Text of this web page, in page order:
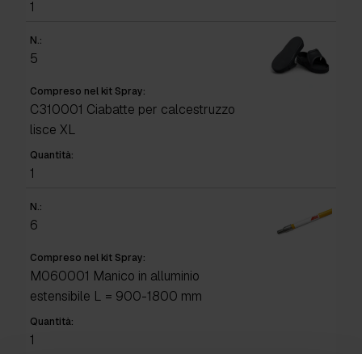
1
N.:
5
Compreso nel kit Spray:
C310001 Ciabatte per calcestruzzo
lisce XL
Quantità:
1
N.:
6
Compreso nel kit Spray:
M060001 Manico in alluminio
estensibile L = 900-1800 mm
Quantità:
1